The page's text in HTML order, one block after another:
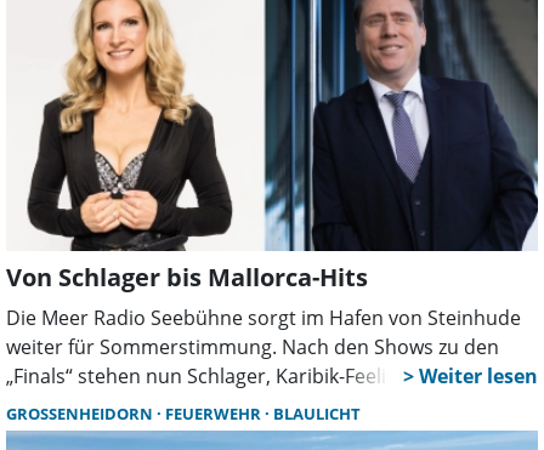
Von Schlager bis Mallorca-Hits
Die Meer Radio Seebühne sorgt im Hafen von Steinhude
weiter für Sommerstimmung. Nach den Shows zu den
„Finals“ stehen nun Schlager, Karibik-Feeling,
Partyklassiker und Mallorca-Hits auf dem Programm. Der
Eintritt zu allen Musikabenden ist frei.
GROSSENHEIDORN FEUERWEHR BLAULICHT